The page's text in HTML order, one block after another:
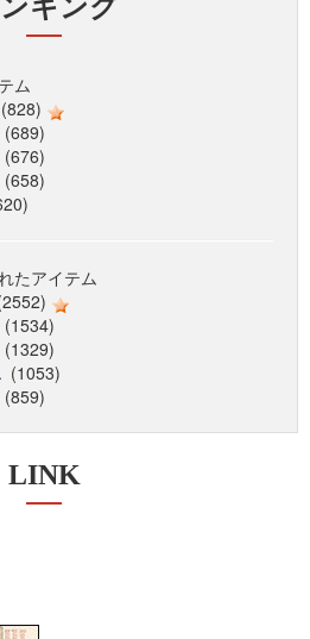
キング
ム
(828)
(689)
(676)
(658)
たアイテム
(1534)
(1329)
(1053)
(859)
LINK